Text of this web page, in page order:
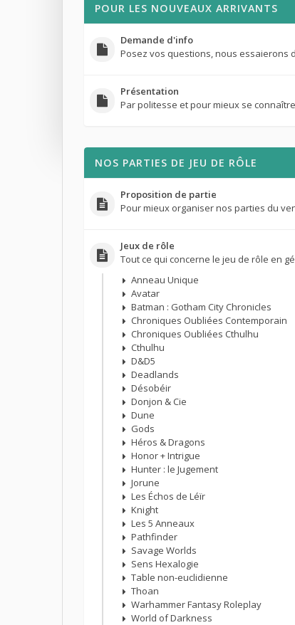
POUR LES NOUVEAUX ARRIVANTS
Demande d'info
Posez vos questions, nous essaierons
Présentation
Par politesse et pour mieux se
NOS PARTIES DE JEU DE RÔLE
Proposition de partie
Pour mieux organiser nos parties du
Jeux de rôle
Tout ce qui concerne le jeu de rôle en
Anneau Unique
Avatar
Batman : Gotham City Chronicles
Chroniques Oubliées Contemporain
Chroniques Oubliées Cthulhu
Cthulhu
D&D5
Deadlands
Désobéir
Donjon & Cie
Dune
Gods
Héros & Dragons
Honor + Intrigue
Hunter : le Jugement
Jorune
Les Échos de Léïr
Knight
Les 5 Anneaux
Pathfinder
Savage Worlds
Sens Hexalogie
Table non-euclidienne
Thoan
Warhammer Fantasy Roleplay
World of Darkness